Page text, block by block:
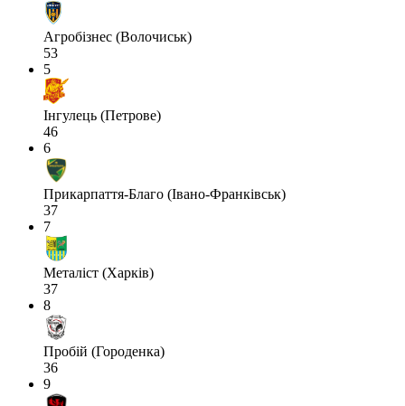
Агробізнес (Волочиськ)
53
5
Інгулець (Петрове)
46
6
Прикарпаття-Благо (Івано-Франківськ)
37
7
Металіст (Харків)
37
8
Пробій (Городенка)
36
9